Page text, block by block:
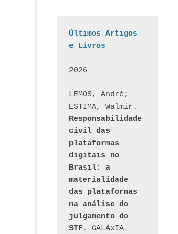
Últimos Artigos
e Livros
2026
LEMOS, André;
Responsabilidade
civil das
plataformas
digitais no
Brasil: a
materialidade
das plataformas
na análise do
julgamento do
STF.
GALÁxIA.